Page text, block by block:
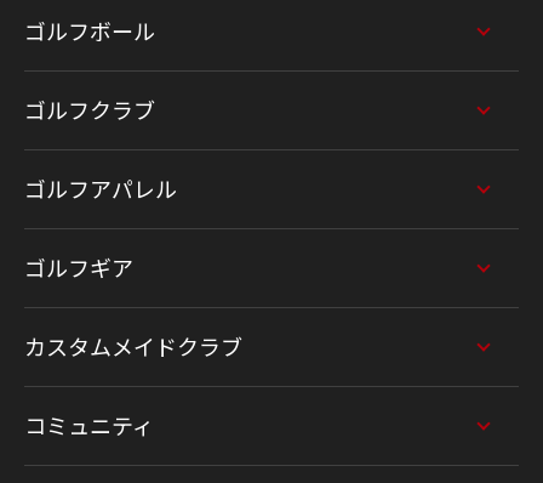
ゴルフボール
ゴルフクラブ
ゴルフアパレル
ゴルフギア
カスタムメイドクラブ
コミュニティ